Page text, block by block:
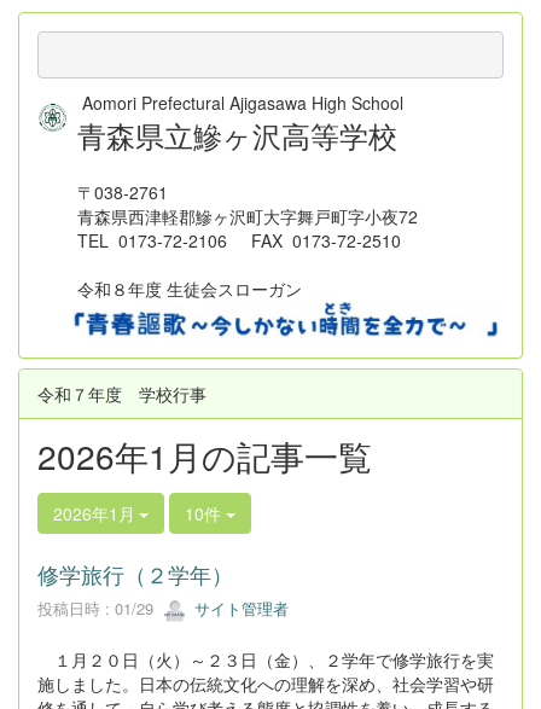
Aomori Prefectural Ajigasawa High School
青森県立鰺ヶ沢高等学校
〒038-2761
青森県西津軽郡鰺ヶ沢町大字舞戸町字小夜72
TEL 0173-72-2106 FAX 0173-72-2510
令和８年度 生徒会スローガン
令和７年度 学校行事
2026年1月の記事一覧
2026年1月 10件
修学旅行（２学年）
投稿日時 : 01/29 サイト管理者
１月２０日（火）～２３日（金）、２学年で修学旅行を実
施しました。日本の伝統文化への理解を深め、社会学習や研